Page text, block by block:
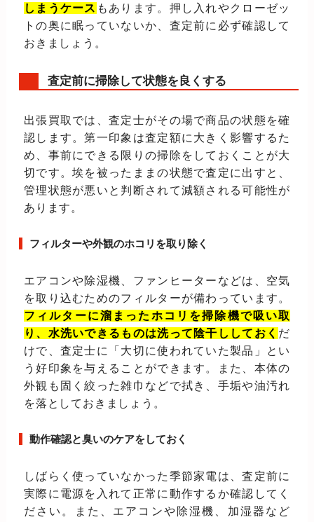
しまうケース もあります。押し入れやクローゼッ
トの奥に眠っていないか、査定前に必ず確認して
おきましょう。
査定前に掃除して状態を良くする
出張買取では、査定士がその場で商品の状態を確
認します。第一印象は査定額に大きく影響するた
め、事前にできる限りの掃除をしておくことが大
切です。埃を被ったままの状態で査定に出すと、
管理状態が悪いと判断されて減額される可能性が
あります。
フィルターや外観のホコリを取り除く
エアコンや除湿機、ファンヒーターなどは、空気
を取り込むためのフィルターが備わっています。
フィルターに溜まったホコリを掃除機で吸い取
り、水洗いできるものは洗って陰干ししておく だ
けで、査定士に「大切に使われていた製品」とい
う好印象を与えることができます。また、本体の
外観も固く絞った雑巾などで拭き、手垢や油汚れ
を落としておきましょう。
動作確認と臭いのケアをしておく
しばらく使っていなかった季節家電は、査定前に
実際に電源を入れて正常に動作するか確認してく
ださい。また、エアコンや除湿機、加湿器など